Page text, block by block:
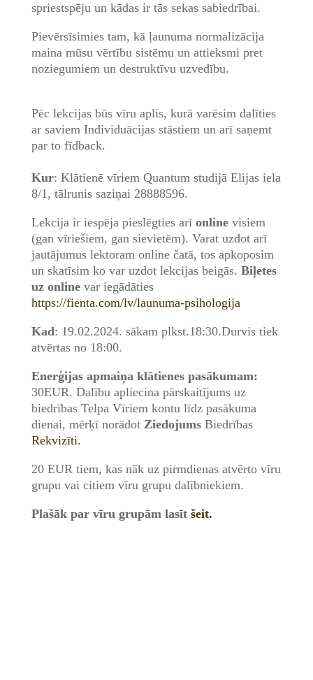
spriestspēju un kādas ir tās sekas sabiedrībai.
Pievērsīsimies tam, kā ļaunuma normalizācija
maina mūsu vērtību sistēmu un attieksmi pret
noziegumiem un destruktīvu uzvedību.
Pēc lekcijas būs vīru aplis, kurā varēsim dalīties
ar saviem Individuācijas stāstiem un arī saņemt
par to fīdback.
Kur: Klātienē vīriem Quantum studijā Elijas iela
8/1, tālrunis saziņai 28888596.
Lekcija ir iespēja pieslēgties arī onlinevisiem
(gan vīriešiem, gan sievietēm). Varat uzdot arī
jautājumus lektoram online čatā, tos apkoposim
un skatīsim ko var uzdot lekcijas beigās. Biļetes
uz onlinevar iegādāties
https://fienta.com/lv/launuma-psihologija
Kad: 19.02.2024. sākam plkst.18:30.Durvis tiek
atvērtas no 18:00.
Enerģijas apmaiņa klātienes pasākumam:
30EUR. Dalību apliecina pārskaitījums uz
biedrības Telpa Vīriem kontu līdz pasākuma
dienai, mērķī norādot ZiedojumsBiedrības
Rekvizīti.
20 EUR tiem, kas nāk uz pirmdienas atvērto vīru
grupu vai citiem vīru grupu dalībniekiem.
Plašāk par vīru grupām lasīt šeit.